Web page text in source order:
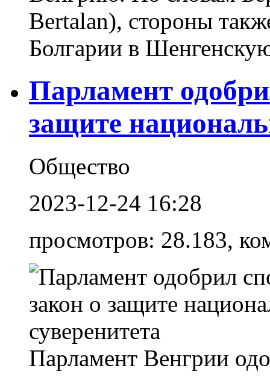
Bertalan), стороны
Болгарии в
Парламент
защите
Общество
2023-12-24 16:28
просмотров: 28.183,
Парламент Венгрии